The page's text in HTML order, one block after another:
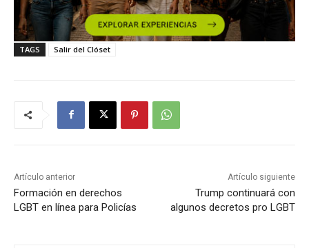
TAGS Salir del Clóset
Artículo anterior
Formación en derechos
LGBT en línea para Policías
Artículo siguiente
Trump continuará con
algunos decretos pro LGBT